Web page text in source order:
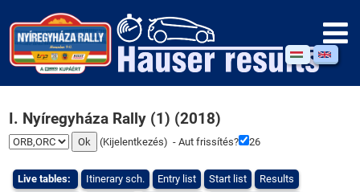
I. Nyíregyháza Rally (1) (2018)
(Kijelentkezés) - Aut frissítés? 25
Live tables: Itinerary sch. Entry list Start list
Results